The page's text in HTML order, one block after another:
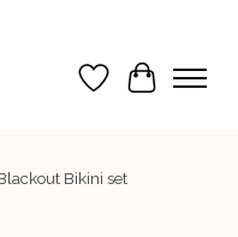
Lista de deseos
Cesta
Bikini set